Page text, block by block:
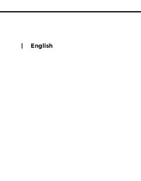
| English